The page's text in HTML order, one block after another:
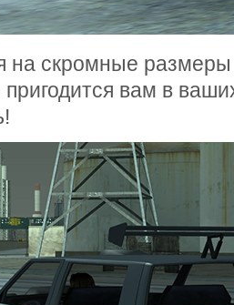
на скромные размеры
вам в